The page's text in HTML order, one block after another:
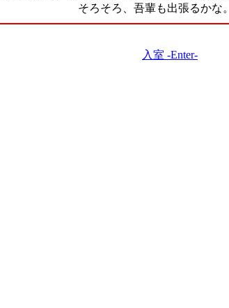
そろそろ、吾輩も出張るかな。
入室 -Enter-